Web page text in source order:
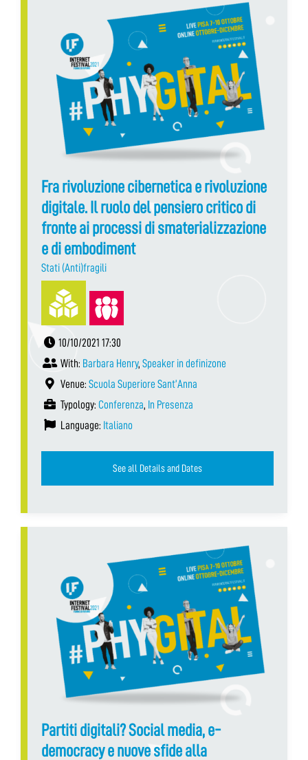
Fra rivoluzione cibernetica e rivoluzione
digitale. Il ruolo del pensiero critico di
fronte ai processi di smaterializzazione
e di embodiment
Stati (Anti)fragili
10/10/2021 17:30
With: Barbara Henry, Speaker in definizone
Venue: Scuola Superiore Sant’Anna
Typology: Conferenza, In Presenza
Language: Italiano
See all Details and Dates
Partiti digitali? Social media, e-
democracy e nuove sfide alla